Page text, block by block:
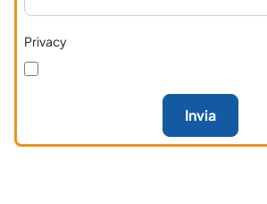
Privacy
Invia